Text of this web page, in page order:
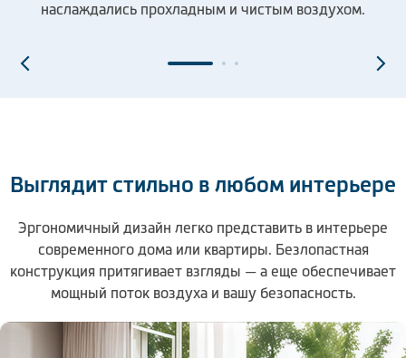
наслаждались прохладным и чистым воздухом.
Выглядит стильно в любом интерьере
Эргономичный дизайн легко представить в интерьере
современного дома или квартиры. Безлопастная
конструкция притягивает взгляды — а еще обеспечивает
мощный поток воздуха и вашу безопасность.